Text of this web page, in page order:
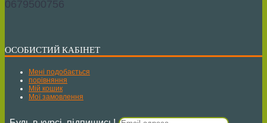
0679500756
ОСОБИСТИЙ КАБІНЕТ
Мені подобається
порівняння
Мій кошик
Мої замовлення